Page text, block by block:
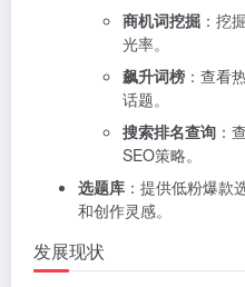
商机词挖掘 ：挖
光率。
飙升词榜 ：查看
话题。
搜索排名查询 ：
SEO策略。
选题库 ：提供低粉爆款
和创作灵感。
发展现状